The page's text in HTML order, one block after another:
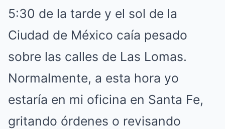
5:30 de la tarde y el sol de la
Ciudad de México caía pesado
sobre las calles de Las Lomas.
Normalmente, a esta hora yo
estaría en mi oficina en Santa Fe,
gritando órdenes o revisando